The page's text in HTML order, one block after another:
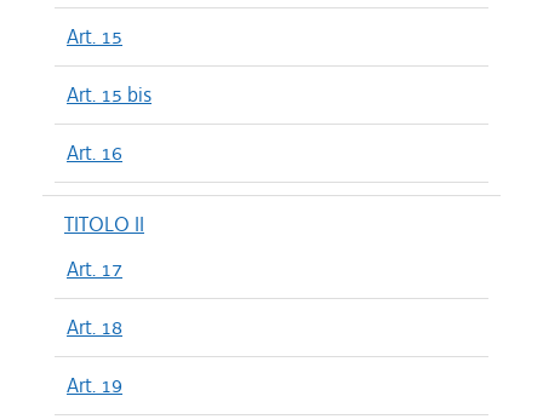
Art. 15
Art. 15 bis
Art. 16
TITOLO II
Art. 17
Art. 18
Art. 19